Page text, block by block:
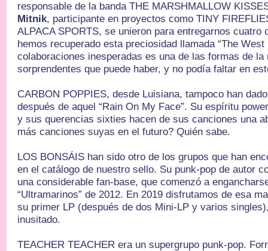
responsable de la banda THE MARSHMALLOW
Mitnik, participante en proyectos como TINY
ALPACA SPORTS, se unieron para entregarnos cuatro
hemos recuperado esta preciosidad llamada “The
colaboraciones inesperadas es una de las formas de la
sorprendentes que puede haber, y no podía faltar en
CARBON POPPIES, desde Luisiana, tampoco han
después de aquel “Rain On My Face”. Su espíritu
y sus querencias sixties hacen de sus canciones una
más canciones suyas en el futuro? Quién sabe.
LOS BONSÁIS han sido otro de los grupos que han
en el catálogo de nuestro sello. Su punk-pop de autor
una considerable fan-base, que comenzó a
“Ultramarinos” de 2012. En 2019 disfrutamos de esa
su primer LP (después de dos Mini-LP y varios
inusitado.
TEACHER TEACHER era un supergrupo punk-pop.